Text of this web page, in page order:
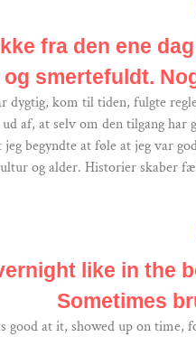
fra den ene
smertefuldt.
dygtig, kom til tiden, fulgte
af, at selv om den tilgang
begyndte at føle at jeg var
og alder. Historier
like in the
Sometimes
good at it, showed up on